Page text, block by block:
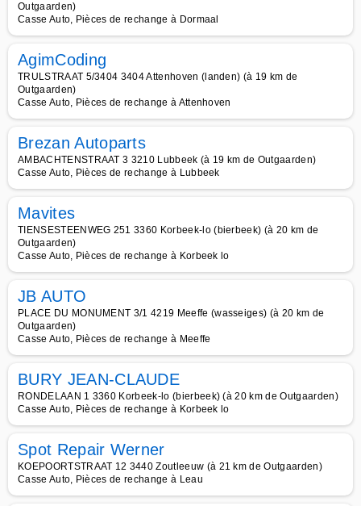
Outgaarden)
Casse Auto, Pièces de rechange à Dormaal
AgimCoding
TRULSTRAAT 5/3404 3404 Attenhoven (landen) (à 19 km de
Outgaarden)
Casse Auto, Pièces de rechange à Attenhoven
Brezan Autoparts
AMBACHTENSTRAAT 3 3210 Lubbeek (à 19 km de Outgaarden)
Casse Auto, Pièces de rechange à Lubbeek
Mavites
TIENSESTEENWEG 251 3360 Korbeek-lo (bierbeek) (à 20 km de
Outgaarden)
Casse Auto, Pièces de rechange à Korbeek lo
JB AUTO
PLACE DU MONUMENT 3/1 4219 Meeffe (wasseiges) (à 20 km de
Outgaarden)
Casse Auto, Pièces de rechange à Meeffe
BURY JEAN-CLAUDE
RONDELAAN 1 3360 Korbeek-lo (bierbeek) (à 20 km de Outgaarden)
Casse Auto, Pièces de rechange à Korbeek lo
Spot Repair Werner
KOEPOORTSTRAAT 12 3440 Zoutleeuw (à 21 km de Outgaarden)
Casse Auto, Pièces de rechange à Leau